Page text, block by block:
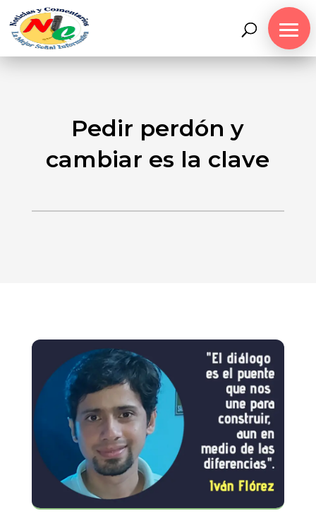
Pedir perdón y
cambiar es la clave